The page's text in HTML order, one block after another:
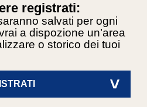
registrati:
salvati per ogni
a dispozione un’area
o storico dei tuoi
>